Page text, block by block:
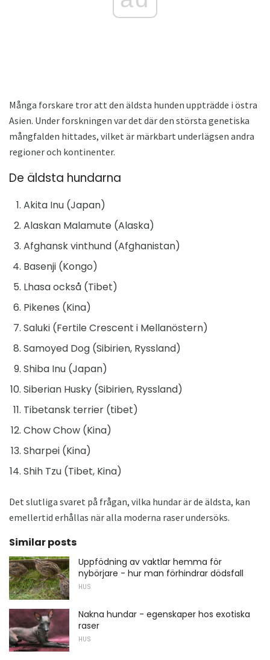
Många forskare tror att den äldsta hunden uppträdde i östra
Asien. Under forskningen var det där den största genetiska
mångfalden hittades, vilket är märkbart underlägsen andra
regioner och kontinenter.
De äldsta hundarna
Akita Inu (Japan)
Alaskan Malamute (Alaska)
Afghansk vinthund (Afghanistan)
Basenji (Kongo)
Lhasa också (Tibet)
Pikenes (Kina)
Saluki (Fertile Crescent i Mellanöstern)
Samoyed Dog (Sibirien, Ryssland)
Shiba Inu (Japan)
Siberian Husky (Sibirien, Ryssland)
Tibetansk terrier (tibet)
Chow Chow (Kina)
Sharpei (Kina)
Shih Tzu (Tibet, Kina)
Det slutliga svaret på frågan, vilka hundar är de äldsta, kan
emellertid erhållas när alla moderna raser undersöks.
Similar posts
Uppfödning av vaktlar hemma för
nybörjare - hur man förhindrar dödsfall
HUS
Nakna hundar - egenskaper hos exotiska
raser
HUS